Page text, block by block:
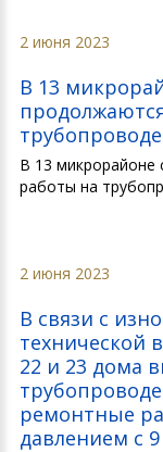
2 июня 2023
В 13
В 13 микрорайоне
работы на
2 июня 2023
В связи с
технической
22 и 23 дома
ремонтные
давлением с